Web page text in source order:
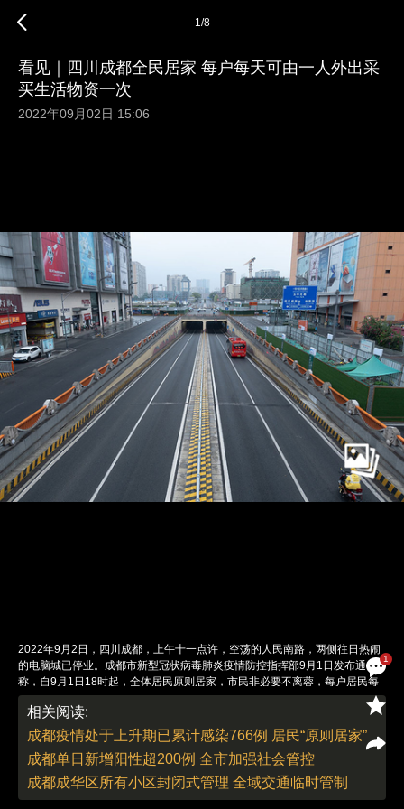
1
1/8
看见｜四川成都全民居家 每户每天可由一人外出采
买生活物资一次
2022年09月02日 15:06
2022年9月2日，四川成都，上午十一点许，空荡的人民南路，两侧往日热闹
的电脑城已停业。成都市新型冠状病毒肺炎疫情防控指挥部9月1日发布通告
称，自9月1日18时起，全体居民原则居家，市民非必要不离蓉，每户居民每
天可安排1人凭24小时内核酸阴性证明外出1次就近采买生活物资。成都市卫
健委9月2日通报，9月1日0至24时，成都新增本土确诊病例103例，新增本土
无症状感染者47例，另有2例为既往通报的本土无症状感染者转确诊。图：财
新 李丛汛（实习）
责任编辑：陈婉婷 | 版面编辑：解亦盈
相关阅读:
成都疫情处于上升期已累计感染766例 居民“原则居家”
成都单日新增阳性超200例 全市加强社会管控
成都成华区所有小区封闭式管理 全域交通临时管制